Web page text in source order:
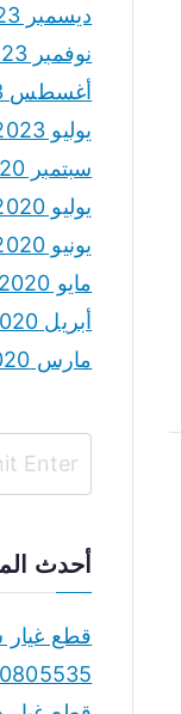
ديسمبر 2023
نوفمبر 2023
أغسطس 2023
يوليو 2023
سبتمبر 2020
يوليو 2020
يونيو 2020
مايو 2020
أبريل 2020
مارس 2020
أحدث
50805535 الأصلية صيانة